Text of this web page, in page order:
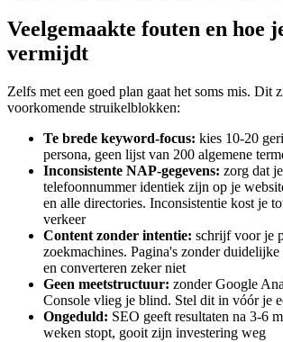
Veelgemaakte fouten en hoe
vermijdt
Zelfs met een goed plan gaat het soms mis. Dit
voorkomende struikelblokken:
Te brede keyword-focus: kies 10-20
persona, geen lijst van 200 algemene
Inconsistente NAP-gegevens: zorg dat
telefoonnummer identiek zijn op je
en alle directories. Inconsistentie kost je
verkeer
Content zonder intentie: schrijf voor je
zoekmachines. Pagina's zonder
en converteren zeker niet
Geen meetstructuur: zonder Google
Console vlieg je blind. Stel dit in vóór je
Ongeduld: SEO geeft resultaten na 3-6
weken stopt, gooit zijn investering weg